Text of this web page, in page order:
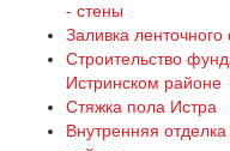
- стены
Заливка
Строительство
Истринском районе
Стяжка пола Истра
Внутренняя